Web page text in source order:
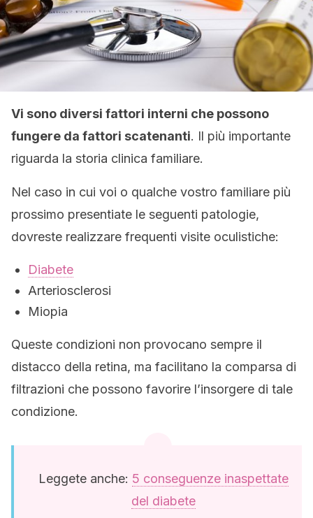
Vi sono diversi fattori interni che possono
fungere da fattori scatenanti. Il più importante
riguarda la storia clinica familiare.
Nel caso in cui voi o qualche vostro familiare più
prossimo presentiate le seguenti patologie,
dovreste realizzare frequenti visite oculistiche:
Diabete
Arteriosclerosi
Miopia
Queste condizioni non provocano sempre il
distacco della retina, ma facilitano la comparsa di
filtrazioni che possono favorire l’insorgere di tale
condizione.
Leggete anche: 5 conseguenze inaspettate
del diabete